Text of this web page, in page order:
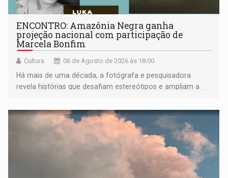
ENCONTRO: Amazônia Negra ganha
projeção nacional com participação de
Marcela Bonfim
Cultura 06 de Agosto de 2026 às 18:00
Há mais de uma década, a fotógrafa e pesquisadora
revela histórias que desafiam estereótipos e ampliam a
negras